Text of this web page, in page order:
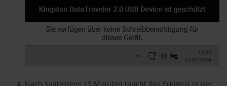
Nach spätestens 15 Minuten taucht das Ereignis in der